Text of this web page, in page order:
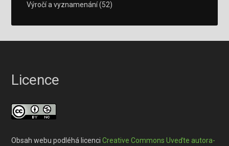
Výročí a vyznamenání(52)
Licence
Obsah webu podléhá licenciCreative Commons Uveďte autora-